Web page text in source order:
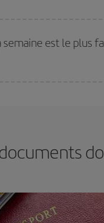
semaine est le plus